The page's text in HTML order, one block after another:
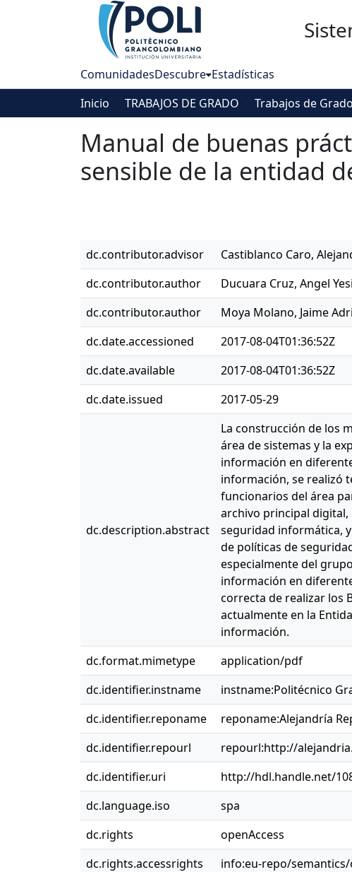
ComunidadesDescubre Estadísticas
Inicio
TRABAJOS DE GRADO
Manual de buenas
sensible de la entidad
dc.contributor.advisor Castiblanco Caro,
dc.contributor.author
Ducuara Cruz, Angel
dc.contributor.author
Moya Molano, Jaime
dc.date.accessioned
2017-08-04T01:36:52Z
dc.date.available
2017-08-04T01:36:52Z
dc.date.issued
2017-05-29
dc.description.abstract
La construcción de los
área de sistemas y la
información en
información, se realizó
funcionarios del área
archivo principal
seguridad informática,
de políticas de
especialmente del
información en
correcta de realizar los
actualmente en la
información.
dc.format.mimetype application/pdf
dc.identifier.instname
instname:Politécnico
dc.identifier.reponame
reponame:Alejandría
dc.identifier.repourl
repourl:http://
dc.identifier.uri
http://hdl.handle.net/
dc.language.iso
spa
dc.rights
openAccess
dc.rights.accessrights
info:eu-repo/semantics/